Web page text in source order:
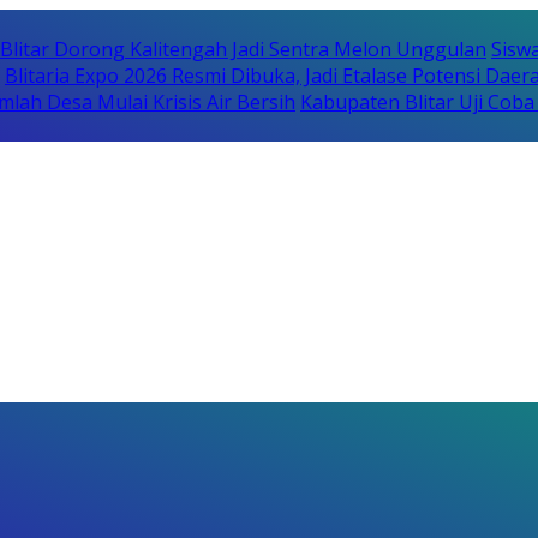
Dorong Kalitengah Jadi Sentra Melon Unggulan
Blitaria Expo 2026 Resmi Dibuka, Jadi Etalase Potensi
Desa Mulai Krisis Air Bersih Kabupaten Blitar Uji